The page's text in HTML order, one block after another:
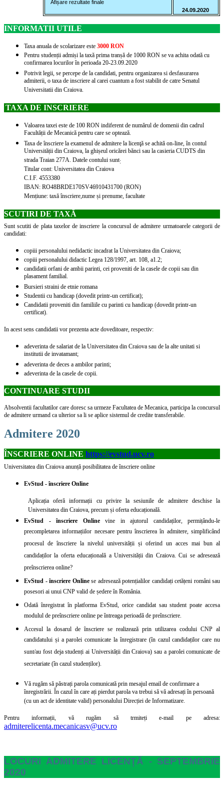
Afișare rezultate finale
24.09.2020
INFORMATII UTILE
Taxa anuala de scolarizare este 3000 RON
Pentru studenții admiși la taxă prima tranșă de 1000 RON se va achita odată cu
confirmarea locurilor în perioada 20-23.09.2020
Potrivit legii, se percepe de la candidati, pentru organizarea si desfasurarea
admiterii, o taxa de inscriere al carei cuantum a fost stabilit de catre Senatul
Universitatii din Craiova.
TAXA DE INSCRIERE
Valoarea taxei este de 100 RON indiferent de numărul de domenii din cadrul
Facultății de Mecanică pentru care se optează.
Taxa de înscriere la examenul de admitere la licenţă se achită on-line, în contul
Universității din Craiova, la ghișeul oricărei bănci sau la casieria CUDTS din
strada Traian 277A. Datele contului sunt:
Titular cont: Universitatea din Craiova
C.I.F. 4553380
IBAN: RO48BRDE170SV46910431700 (RON)
Mențiune: taxă înscriere,nume și prenume, facultate
SCUTIRI DE TAXĂ
Sunt scutiti de plata taxelor de inscriere la concursul de admitere urmatoarele categorii de
candidati:
copiii personalului nedidactic incadrat la Universitatea din Craiova;
copiii personalului didactic Legea 128/1997, art. 108, a1.2;
candidatii orfani de ambii parinti, cei proveniti de la casele de copii sau din
plasament familial.
Bursieri straini de etnie romana
Studentii cu handicap (dovedit printr-un certificat);
Candidatii proveniti din familiile cu parinti cu handicap (dovedit printr-un
certificat).
In acest sens candidatii vor prezenta acte doveditoare, respectiv:
adeverinta de salariat de la Universitatea din Craiova sau de la alte unitati si
institutii de invatamant;
adeverinta de deces a ambilor parinti;
adeverinta de la casele de copii.
CONTINUARE STUDII
Absolventii facultatilor care doresc sa urmeze Facultatea de Mecanica, participa la concursul
de admitere urmand ca ulterior sa li se aplice sistemul de credite transferabile.
Admitere 2020
ÎNSCRIERE ONLINE https://evstud.ucv.ro
Universitatea din Craiova anunță posibilitatea de înscriere online
EvStud - înscriere Online
Aplicația oferă informații cu privire la sesiunile de admitere deschise la
Universitatea din Craiova, precum și oferta educațională.
EvStud - înscriere Onlinevine in ajutorul candidaților, permițându-le
precompletarea informațiilor necesare pentru înscrierea în admitere, simplificând
procesul de înscriere la nivelul universității și oferind un acces mai bun al
candidaților la oferta educațională a Universității din Craiova. Cui se adresează
preînscrierea online?
EvStud - înscriere Onlinese adresează potențialilor candidați cetățeni români sau
posesori ai unui CNP valid de ședere în România.
Odată înregistrat în platforma EvStud, orice candidat sau student poate accesa
modulul de preînscriere online pe întreaga perioadă de preînscriere.
Accesul la dosarul de înscriere se realizează prin utilizarea codului CNP al
candidatului și a parolei comunicate la înregistrare (în cazul candidaților care nu
sunt/au fost deja studenți ai Universității din Craiova) sau a parolei comunicate de
secretariate (în cazul studenților).
Vă rugăm să păstrați parola comunicată prin mesajul email de confirmare a
înregistrării. În cazul în care ați pierdut parola va trebui să vă adresați în persoană
(cu un act de identitate valid) personalului Direcției de Informatizare.
Pentru informații, vă rugăm să trmiteți e-mail pe adresa:
admiterelicenta.mecanicasv@ucv.ro
LOCURI ADMITERE LICENȚĂ - SEPTEMBRIE
2020